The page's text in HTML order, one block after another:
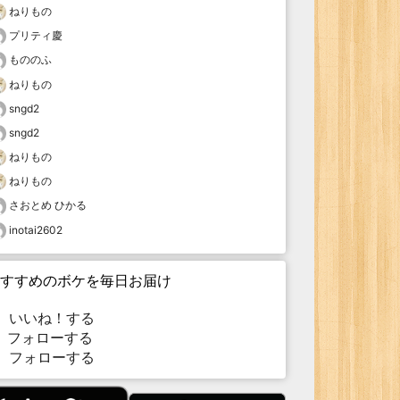
ねりもの
プリティ慶
もののふ
ねりもの
sngd2
sngd2
ねりもの
ねりもの
さおとめ ひかる
inotai2602
すめのボケを毎日お届け
いいね！する
ォローする
フォローする